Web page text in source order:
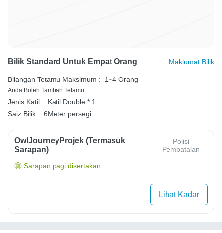
Bilik Standard Untuk Empat Orang Maklumat Bilik
Bilangan Tetamu Maksimum : 1~4 Orang
Anda Boleh Tambah Tetamu
Jenis Katil :
Katil Double * 1
Saiz Bilik : 6Meter persegi
OwlJourneyProjek (Termasuk
Sarapan)
Polisi
Pembatalan
Sarapan pagi disertakan
Lihat Kadar